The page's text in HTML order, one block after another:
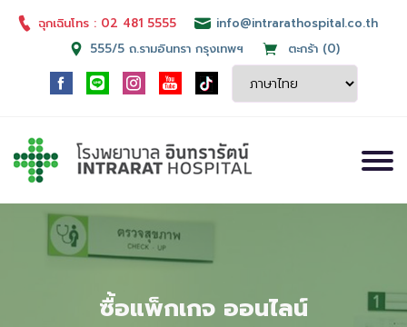
ฉุกเฉินโทร : 02 481 5555
info@intrarathospital.co.th
555/5 ถ.รามอินทรา กรุงเทพฯ
ตะกร้า (0)
ซื้อแพ็กเกจ ออนไลน์